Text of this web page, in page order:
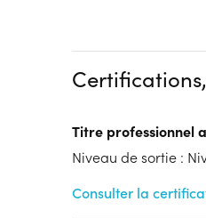
Titre professionnel
Niveau de sortie :
Consulter la